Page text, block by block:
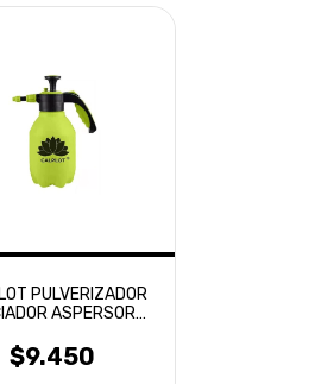
PULVERIZADOR
ASPERSOR
$9.450